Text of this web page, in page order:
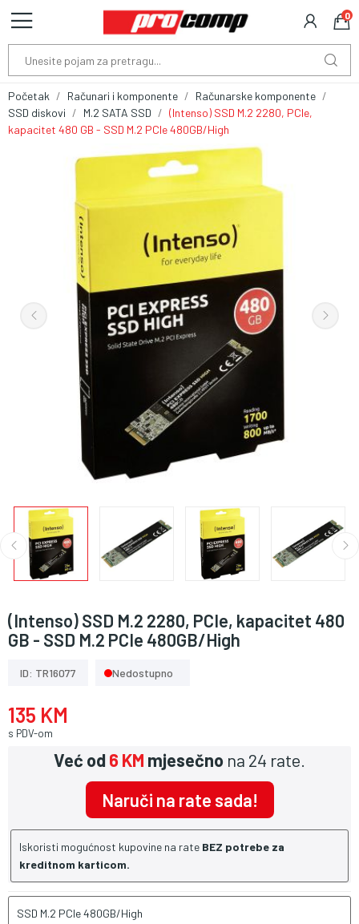
0
Početak Računari i komponente
Računarske komponente
SSD diskovi
M.2 SATA SSD
(Intenso) SSD M.2 2280, PCIe,
kapacitet 480 GB - SSD M.2 PCIe 480GB/High
(Intenso) SSD M.2 2280, PCIe, kapacitet 480
GB - SSD M.2 PCIe 480GB/High
ID: TR16077 Nedostupno
135 KM
s PDV-om
Već od6 KM mjesečno na 24 rate.
Naruči na rate sada!
Iskoristi mogućnost kupovine na rate BEZ potrebe za
kreditnom karticom.
SSD M.2 PCIe 480GB/High